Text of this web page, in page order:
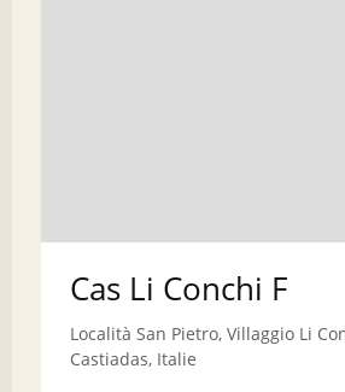
Cas Li Conchi F
Località San Pietro, Villaggio Li
Castiadas, Italie